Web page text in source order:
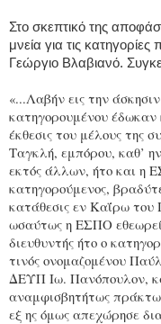
Στο σκεπτικό της
μνεία για τις
Γεώργιο Βλαβιανό.
«...Λαβήν εις την
κατηγορουμένου έδωκαν
έκθεσις του μέλους της
Ταγκλή, εμπόρου, καθ’
εκτός άλλων, ήτο και η
κατηγορούμενος,
κατάθεσις εν Καΐρω
ωσαύτως η ΕΣΠΟ
διευθυντής ήτο ο
τινός ονομαζομένου
ΔΕΥΠ Ιω. Πανόπουλον,
αναμφισβητήτως
εξ ης όμως απεχώρησε